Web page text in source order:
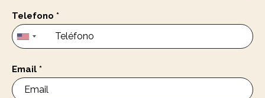
Telefono *
Email *